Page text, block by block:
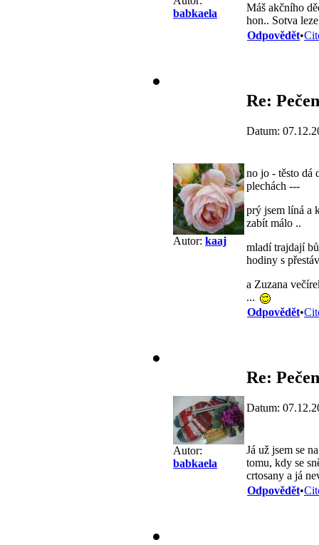
babkaela
Máš akčního
hon.. Sotva
Odpovědět•
Autor: kaaj
Re:
Datum:
no jo - těsto dá
plechách ---
prý jsem líná a
zabít málo ..
mladí trajdají
hodiny s
a Zuzana
...
Odpovědět•
Autor:
babkaela
Re:
Datum:
Já už jsem se
tomu, kdy se
crtosany a já
Odpovědět•